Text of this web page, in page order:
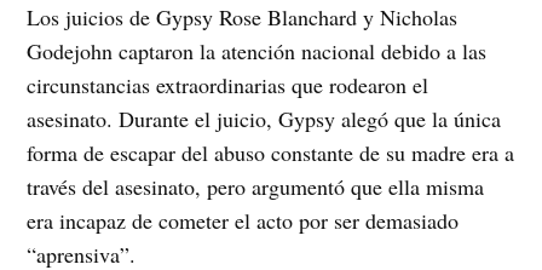
Los juicios de Gypsy Rose Blanchard y Nicholas
Godejohn captaron la atención nacional debido a las
circunstancias extraordinarias que rodearon el
asesinato. Durante el juicio, Gypsy alegó que la única
forma de escapar del abuso constante de su madre era a
través del asesinato, pero argumentó que ella misma
era incapaz de cometer el acto por ser demasiado
“aprensiva”.